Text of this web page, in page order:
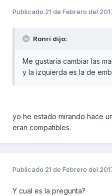
Publicado 21 de Febrero del
Ronri dijo:
Me gustaría cambiar las
y la izquierda es la de
yo he estado mirando hace
eran compatibles.
Publicado 21 de Febrero del
Y cual es la pregunta?